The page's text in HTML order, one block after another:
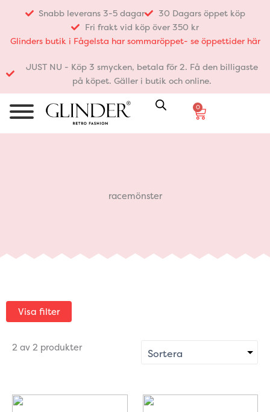
innehåll
Snabb leverans 3-5 dagar
30 Dagars öppet köp
Fri frakt vid köp över 350 kr
Glinders butik i Fågelsta har sommaröppet- se öppettider här
JUST NU - Köp 3 smycken, betala för 2. Få den billigaste
på köpet. Gäller i butik och online.
0
Varukorg
racemönster
Visa filter
2 av 2 produkter